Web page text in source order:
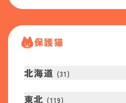
保護猫
北海道 (31 )
東北 (119)